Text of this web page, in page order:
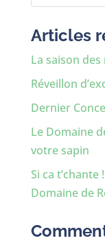
Articles
La saison
Réveillon
Dernier
Le Domaine
votre sapin
Si ca
Domaine de